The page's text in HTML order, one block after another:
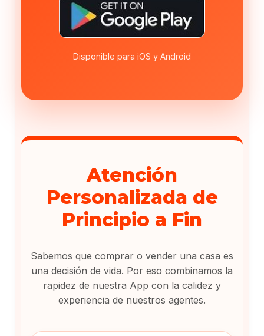
Disponible para iOS y Android
Atención
Personalizada de
Principio a Fin
Sabemos que comprar o vender una casa es
una decisión de vida. Por eso combinamos la
rapidez de nuestra App con la calidez y
experiencia de nuestros agentes.